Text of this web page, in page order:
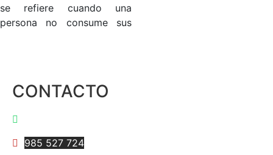
se refiere cuando una
persona no consume sus
CONTACTO
985 527 724